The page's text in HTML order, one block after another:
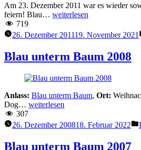
Am 23. Dezember 2011 war es wieder
feiern! Blau… weiterlesen
Baum
2011”
719
26. Dezember 201119. November 2021
Blau unterm Baum 2008
Anlass: Blau unterm Baum, Ort:
Dog… weiterlesen
Baum
2008”
307
26. Dezember 200818. Februar 2022
Blau unterm Baum 2007